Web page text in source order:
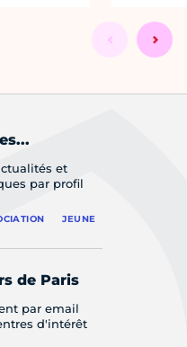
et
par profil
JEUNE
de Paris
par email
d'intérêt